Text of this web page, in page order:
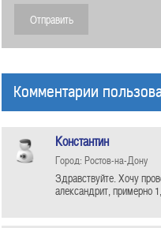
Комментарии
Константин
Город: Ростов-на-Дону
Здравствуйте. Хочу
александрит, примерно